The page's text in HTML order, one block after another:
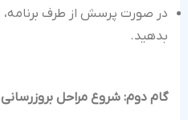
بدهید.
گام دوم: شروع مراحل بروزرسانی